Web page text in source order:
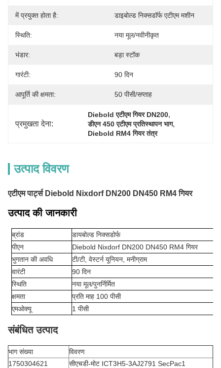
में प्रयुक्त होता है: डाइबोल्ड निक्सडॉर्फ एटीएम मशीन
स्थिति: नया मूल/नवीनीकृत
भंडार: बड़ा स्टॉक
गारंटी: 90 दिन
आपूर्ति की क्षमता: 50 पीसी/सप्ताह
प्रमुखता देना:
Diebold एटीएम गियर DN200,
डीएन 450 एटीएम प्रतिस्थापन भाग,
Diebold RM4 गियर तंत्र
उत्पाद विवरण
एटीएम पार्ट्स Diebold Nixdorf DN200 DN450 RM4 गियर
उत्पाद की जानकारी
ब्रांड
डायबोल्ड निक्सडोर्फ
पीएन
Diebold Nixdorf DN200 DN450 RM4 गियर
भुगतान की अवधि
टी/टी, वेस्टर्न यूनियन, मनीग्राम
वारंटी
90 दिन
स्थिति
नया मूल/पुनर्निर्मित
क्षमता
प्रति माह 100 पीसी
एमओक्यू
1 पीसी
संबंधित उत्पाद
भाग संख्या
विवरण
1750304621
सीएचडी-मोट ICT3H5-3AJ2791 SecPac1